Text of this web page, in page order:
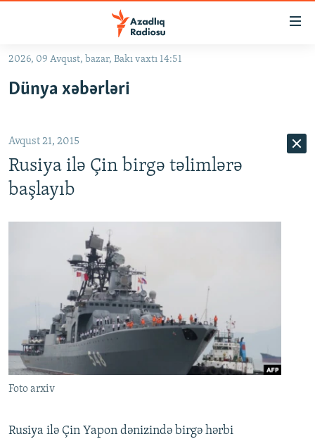
Əsas
qayıt
qayıt
Axtarışa
keç
#İZAHLA
#ƏSLINDƏ
FƏRQƏ BAX
QANUNI DOĞRU
MULTIMEDIA
FOTOQALEREYA
İNFOQRAFIKA
KARIKATURA
RADIO ARXIV
OXU ZALI
AZƏRBAYCAN ƏDƏBIYYATI KITABXANASI
İSLAM VƏ DEMOKRATIYA
HAQQIMIZDA
MISSIYAMIZ
PEŞƏ ETIKASI VƏ JURNALISTIKA STANDARTLARIMIZ
BIZIMLƏ ƏLAQƏ
BIZI IZLƏ
2026, 09 Avqust, bazar, Bakı vaxtı 14:51
Dünya xəbərləri
Avqust 21, 2015
Rusiya ilə Çin birgə təlimlərə
başlayıb
Foto arxiv
Rusiya ilə Çin Yapon dənizində birgə hərbi